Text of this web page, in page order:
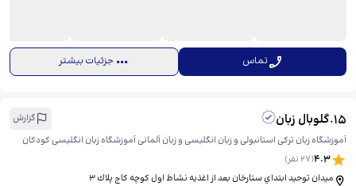
تماس جزئیات بیشتر
15
.گلوبال زبان
گزارش
آموزشگاه زبان ترکی استانبولی و زبان انگلیسی و زبان آلمانی آموزشگاه زبان انگلیسی کودکان
4.3
(
27نفر)
ميدان توحيد ابتداي ستارخان بعد از اغذیه نشاط اول كوچه كاج پلاك ٣